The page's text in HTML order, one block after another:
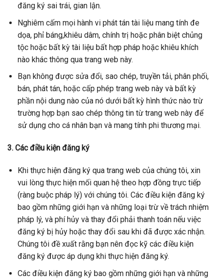
đăng ký sai trái, gian lận.
Nghiêm cấm mọi hành vi phát tán tài liệu mang tính đe
dọa, phỉ báng,khiêu dâm, chính trị hoặc phân biệt chủng
tộc hoặc bất kỳ tài liệu bất hợp pháp hoặc khiêu khích
nào khác thông qua trang web này.
Bạn không được sửa đổi, sao chép, truyền tải, phân phối,
bán, phát tán, hoặc cấp phép trang web này và bất kỳ
phần nội dung nào của nó dưới bất kỳ hình thức nào trừ
trường hợp bạn sao chép thông tin từ trang web này để
sử dụng cho cá nhân bạn và mang tính phi thương mại.
3. Các điều kiện đăng ký
Khi thực hiện đăng ký qua trang web của chúng tôi, xin
vui lòng thực hiện mối quan hệ theo hợp đồng trực tiếp
(ràng buộc pháp lý) với chúng tôi. Các điều kiện đăng ký
bao gồm những giới hạn và những loại trừ về trách nhiệm
pháp lý, và phí hủy và thay đổi phải thanh toán nếu việc
đăng ký bị hủy hoặc thay đổi sau khi đã được xác nhận.
Chúng tôi đề xuất rằng bạn nên đọc kỹ các điều kiện
đăng ký được áp dụng khi thực hiện đăng ký.
Các điều kiện đăng ký bao gồm những giới hạn và những